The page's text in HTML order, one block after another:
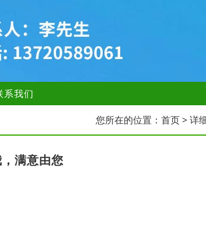
系我们
您所在的位置： 首页> 详
满意由您